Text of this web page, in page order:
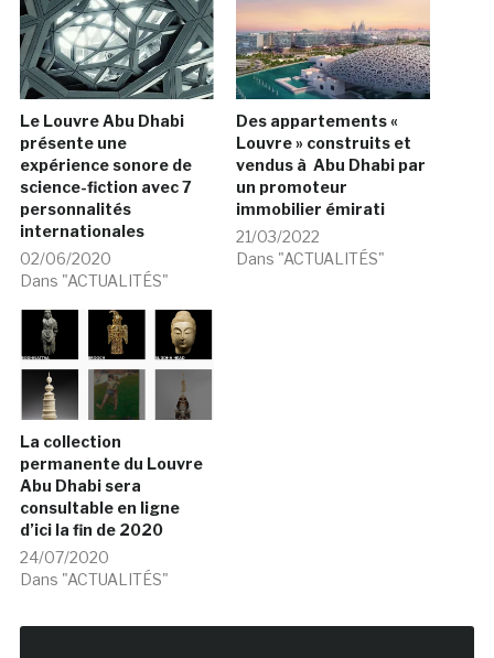
Le Louvre Abu Dhabi
présente une
expérience sonore de
science-fiction avec 7
personnalités
internationales
02/06/2020
Dans "ACTUALITÉS"
Des appartements «
Louvre » construits et
vendus à Abu Dhabi par
un promoteur
immobilier émirati
21/03/2022
Dans "ACTUALITÉS"
La collection
permanente du Louvre
Abu Dhabi sera
consultable en ligne
d’ici la fin de 2020
24/07/2020
Dans "ACTUALITÉS"